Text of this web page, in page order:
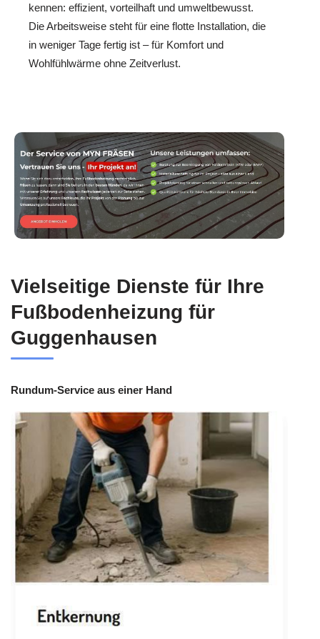
kennen: effizient, vorteilhaft und umweltbewusst.
Die Arbeitsweise steht für eine flotte Installation, die
in weniger Tage fertig ist – für Komfort und
Wohlfühlwärme ohne Zeitverlust.
Vielseitige Dienste für Ihre
Fußbodenheizung für
Guggenhausen
Rundum-Service aus einer Hand